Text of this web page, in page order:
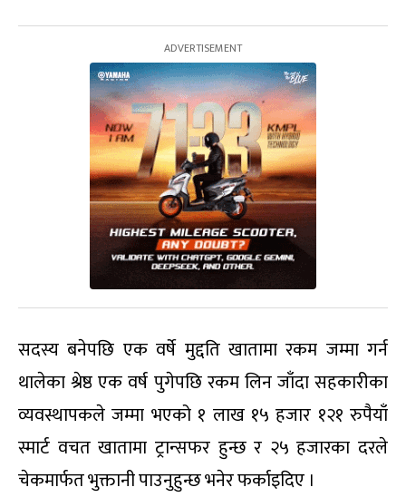
सदस्य बनेपछि एक वर्षे मुद्दति खातामा रकम जम्मा गर्न
थालेका श्रेष्ठ एक वर्ष पुगेपछि रकम लिन जाँदा सहकारीका
व्यवस्थापकले जम्मा भएको १ लाख १५ हजार १२१ रुपैयाँ
स्मार्ट वचत खातामा ट्रान्सफर हुन्छ र २५ हजारका दरले
चेकमार्फत भुक्तानी पाउनुहुन्छ भनेर फर्काइदिए ।